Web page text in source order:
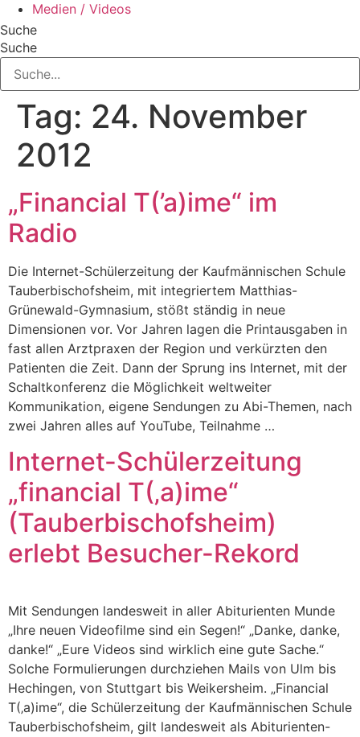
Medien / Videos
Suche
Suche
Tag: 24. November
2012
„Financial T(’a)ime“ im
Radio
Die Internet-Schülerzeitung der Kaufmännischen Schule
Tauberbischofsheim, mit integriertem Matthias-
Grünewald-Gymnasium, stößt ständig in neue
Dimensionen vor. Vor Jahren lagen die Printausgaben in
fast allen Arztpraxen der Region und verkürzten den
Patienten die Zeit. Dann der Sprung ins Internet, mit der
Schaltkonferenz die Möglichkeit weltweiter
Kommunikation, eigene Sendungen zu Abi-Themen, nach
zwei Jahren alles auf YouTube, Teilnahme …
Internet-Schülerzeitung
„financial T(‚a)ime“
(Tauberbischofsheim)
erlebt Besucher-Rekord
Mit Sendungen landesweit in aller Abiturienten Munde
„Ihre neuen Videofilme sind ein Segen!“ „Danke, danke,
danke!“ „Eure Videos sind wirklich eine gute Sache.“
Solche Formulierungen durchziehen Mails von Ulm bis
Hechingen, von Stuttgart bis Weikersheim. „Financial
T(‚a)ime“, die Schülerzeitung der Kaufmännischen Schule
Tauberbischofsheim, gilt landesweit als Abiturienten-